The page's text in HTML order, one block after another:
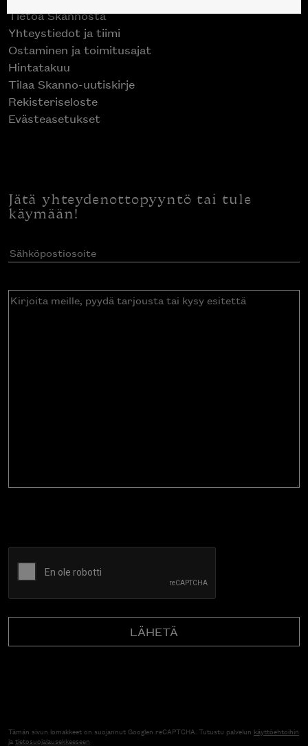
Tietoa Skannosta
Yhteystiedot ja tiimi
Ostaminen ja toimitusajat
Hintatakuu
Tilaa Skanno-uutiskirje
Rekisteriseloste
Evästeasetukset
Jätä yhteydenottopyyntö tai tule
käymään!
Sähköpostiosoite(Pakollinen)
Kirjoita
Tämän sivun lomakkeet on suojannut Googlen reCAPTCHA. Tutustu palvelun käyttöehtoihin
jatietosuojalausekkeeseen